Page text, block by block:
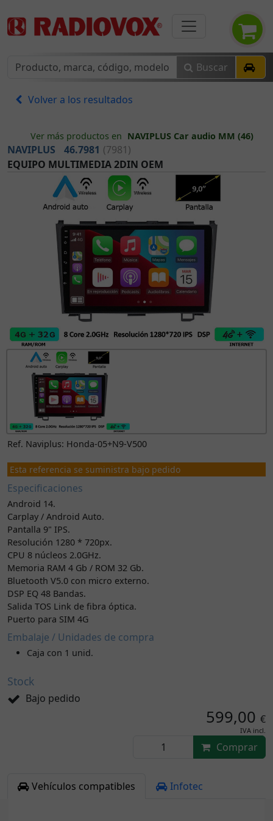
Buscar
Volver a los resultados
Ver más productos en NAVIPLUS Car audio MM (46)
NAVIPLUS 46.7981 (7981)
EQUIPO MULTIMEDIA 2DIN OEM
Ref. Naviplus: Honda-05+N9-V500
Esta referencia se suministra bajo pedido
Especificaciones
Android 14.
Carplay / Android Auto.
Pantalla 9" IPS.
Resolución 1280 * 720px.
CPU 8 núcleos 2.0GHz.
Memoria RAM 4 Gb / ROM 32 Gb.
Bluetooth V5.0 con micro externo.
DSP EQ 48 Bandas.
Salida TOS Link de fibra óptica.
Puerto para SIM 4G
Embalaje / Unidades de compra
Caja con 1 unid.
Stock
Bajo pedido
599,00 €
IVA incl.
Comprar
Vehículos compatibles Infotec